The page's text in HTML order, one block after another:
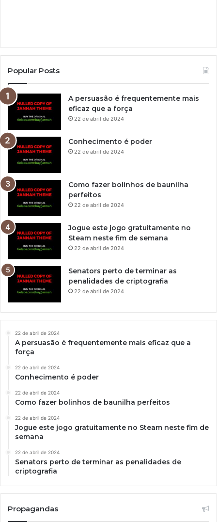
Popular Posts
A persuasão é frequentemente mais
eficaz que a força
22 de abril de 2024
Conhecimento é poder
22 de abril de 2024
Como fazer bolinhos de baunilha
perfeitos
22 de abril de 2024
Jogue este jogo gratuitamente no
Steam neste fim de semana
22 de abril de 2024
Senators perto de terminar as
penalidades de criptografia
22 de abril de 2024
22 de abril de 2024
A persuasão é frequentemente mais eficaz que a
força
22 de abril de 2024
Conhecimento é poder
22 de abril de 2024
Como fazer bolinhos de baunilha perfeitos
22 de abril de 2024
Jogue este jogo gratuitamente no Steam neste fim de
semana
22 de abril de 2024
Senators perto de terminar as penalidades de
criptografia
Propagandas